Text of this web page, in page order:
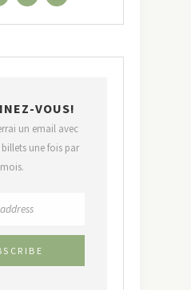
VOUS!
un email avec
une fois par
mois.